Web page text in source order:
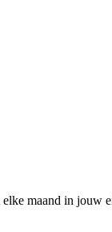
maand in jouw